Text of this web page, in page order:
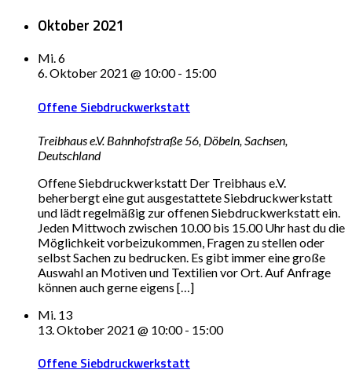
Oktober 2021
Mi.6
6. Oktober 2021 @ 10:00- 15:00
Offene Siebdruckwerkstatt
Treibhaus e.V. Bahnhofstraße 56, Döbeln, Sachsen,
Deutschland
Offene Siebdruckwerkstatt Der Treibhaus e.V.
beherbergt eine gut ausgestattete Siebdruckwerkstatt
und lädt regelmäßig zur offenen Siebdruckwerkstatt ein.
Jeden Mittwoch zwischen 10.00 bis 15.00 Uhr hast du die
Möglichkeit vorbeizukommen, Fragen zu stellen oder
selbst Sachen zu bedrucken. Es gibt immer eine große
Auswahl an Motiven und Textilien vor Ort. Auf Anfrage
können auch gerne eigens […]
Mi. 13
13. Oktober 2021 @ 10:00- 15:00
Offene Siebdruckwerkstatt